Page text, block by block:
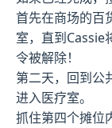
首先在商场的百
室，直到Cassie
令被解除！
第二天，回到公
进入医疗室。
抓住第四个摊位